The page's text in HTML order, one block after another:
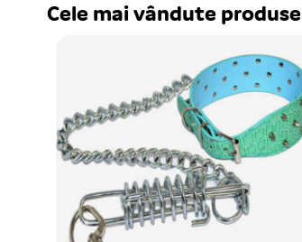
Cele mai vândute produse